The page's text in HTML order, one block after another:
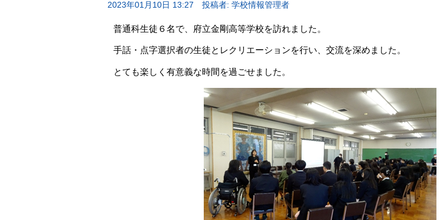
2023年01月10日 13:27 投稿者: 学校情報管理者
普通科生徒６名で、府立金剛高等学校を訪れました。
手話・点字選択者の生徒とレクリエーションを行い、交流を深めました。
とても楽しく有意義な時間を過ごせました。